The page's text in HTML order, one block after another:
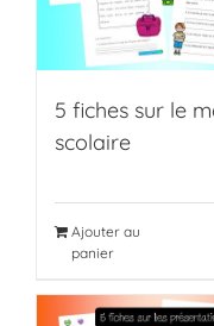
5 fiches sur le
scolaire
Ajouter au
panier